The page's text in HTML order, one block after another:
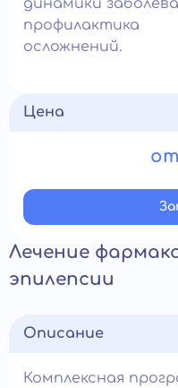
динамики
профилактика
осложнений.
Цена
Лечение
эпилепсии
Описание
Комплексная